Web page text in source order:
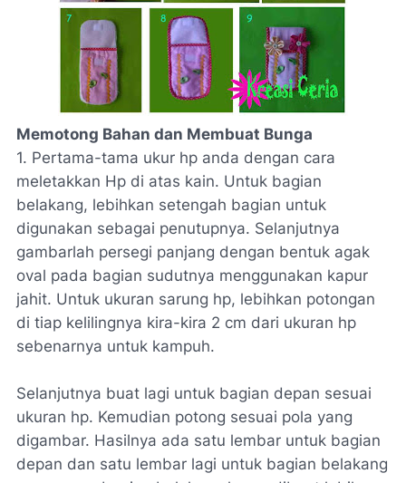
Memotong Bahan dan Membuat Bunga
1. Pertama-tama ukur hp anda dengan cara
meletakkan Hp di atas kain. Untuk bagian
belakang, lebihkan setengah bagian untuk
digunakan sebagai penutupnya. Selanjutnya
gambarlah persegi panjang dengan bentuk agak
oval pada bagian sudutnya menggunakan kapur
jahit. Untuk ukuran sarung hp, lebihkan potongan
di tiap kelilingnya kira-kira 2 cm dari ukuran hp
sebenarnya untuk kampuh.
Selanjutnya buat lagi untuk bagian depan sesuai
ukuran hp. Kemudian potong sesuai pola yang
digambar. Hasilnya ada satu lembar untuk bagian
depan dan satu lembar lagi untuk bagian belakang